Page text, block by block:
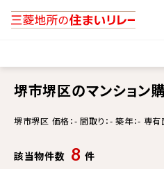
堺市堺区のマンション
該当物件数 8 件